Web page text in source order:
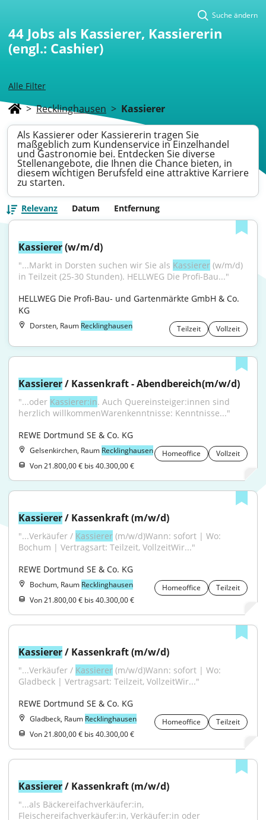
Alle Filter
Suche ändern
44 Jobs als Kassierer, Kassiererin
(engl.: Cashier)
> Recklinghausen > Kassierer
Als Kassierer oder Kassiererin tragen Sie
maßgeblich zum Kundenservice in Einzelhandel
und Gastronomie bei. Entdecken Sie diverse
Stellenangebote, die Ihnen die Chance bieten, in
diesem wichtigen Berufsfeld eine attraktive Karriere
zu starten.
Relevanz Datum Entfernung
Kassierer (w/m/d)
"...Markt in Dorsten suchen wir Sie als Kassierer (w/m/d)
in Teilzeit (25-30 Stunden). HELLWEG Die Profi-Bau..."
HELLWEG Die Profi-Bau- und Gartenmärkte GmbH & Co.
KG
Dorsten, Raum Recklinghausen Teilzeit Vollzeit
Kassierer / Kassenkraft - Abendbereich(m/w/d)
"...oder Kassierer:in. Auch Quereinsteiger:innen sind
herzlich willkommenWarenkenntnisse: Kenntnisse..."
REWE Dortmund SE & Co. KG
Gelsenkirchen, Raum Recklinghausen Homeoffice
Vollzeit
Von 21.800,00 € bis 40.300,00 €
Kassierer / Kassenkraft (m/w/d)
"...Verkäufer / Kassierer (m/w/d)Wann: sofort | Wo:
Bochum | Vertragsart: Teilzeit, VollzeitWir..."
REWE Dortmund SE & Co. KG
Bochum, Raum Recklinghausen Homeoffice
Teilzeit
Von 21.800,00 € bis 40.300,00 €
Kassierer / Kassenkraft (m/w/d)
"...Verkäufer / Kassierer (m/w/d)Wann: sofort | Wo:
Gladbeck | Vertragsart: Teilzeit, VollzeitWir..."
REWE Dortmund SE & Co. KG
Gladbeck, Raum Recklinghausen Homeoffice
Teilzeit
Von 21.800,00 € bis 40.300,00 €
Kassierer / Kassenkraft (m/w/d)
"...als Bäckereifachverkäufer:in,